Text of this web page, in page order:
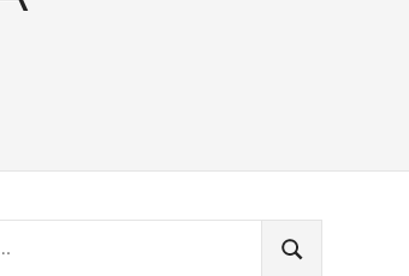
BUSCAR